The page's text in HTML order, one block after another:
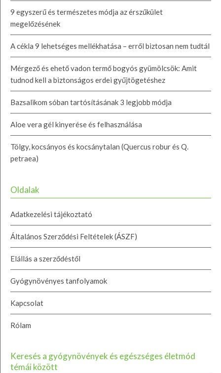
9 egyszerű és természetes módja az érszűkület
megelőzésének
A cékla 9 lehetséges mellékhatása – erről biztosan nem tudtál
Mérgező és ehető vadon termő bogyós gyümölcsök: Amit
tudnod kell a biztonságos erdei gyűjtögetéshez
Bazsalikom sóban tartósításának 3 legjobb módja
Aloe vera gél kinyerése és felhasználása
Tölgy, kocsányos és kocsánytalan (Quercus robur és Q.
petraea)
Oldalak
Adatkezelési tájékoztató
Általános Szerződési Feltételek (ÁSZF)
Elállás a szerződéstől
Gyógynövényes tanfolyamok
Kapcsolat
Rólam
Keresés a gyógynövények és egészséges életmód
témái között